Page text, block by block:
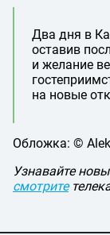
Два дня в
оставив
и желание
на новые
Обложка: ©
Узнавайте
смотрите